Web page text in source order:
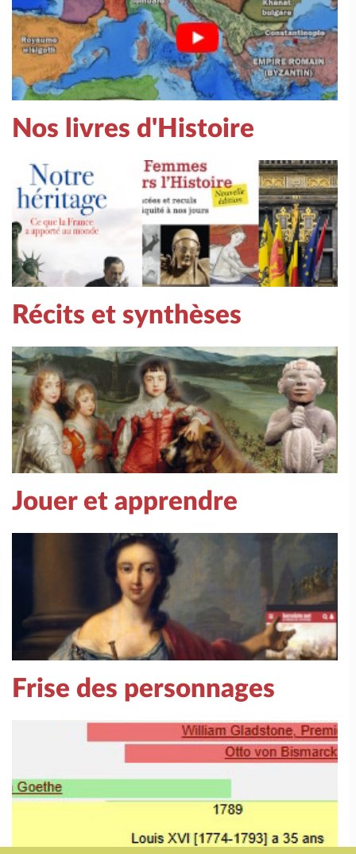
Nos livres d'Histoire
Récits et synthèses
Jouer et apprendre
Frise des personnages